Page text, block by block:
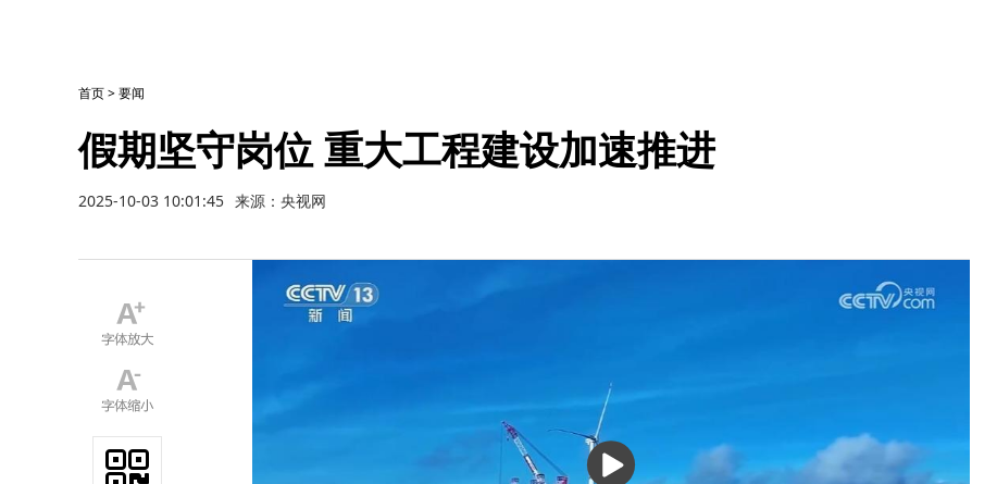
首页>要闻
假期坚守岗位 重大工程建设加速推进
2025-10-03 10:01:45 来源：央视网
播
放